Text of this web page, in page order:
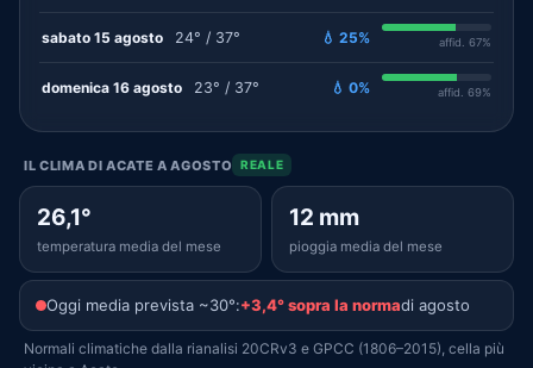
sabato 15 agosto 24° / 37° 💧 25% affid. 67%
domenica 16 agosto 23° / 37° 💧 0% affid. 69%
IL CLIMA DI ACATE A AGOSTO REALE
26,1°
temperatura media del mese
12 mm
pioggia media del mese
Oggi media prevista ~30°:+3,4° sopra la normadi agosto
Normali climatiche dalla rianalisi 20CRv3 e GPCC (1806–2015), cella più